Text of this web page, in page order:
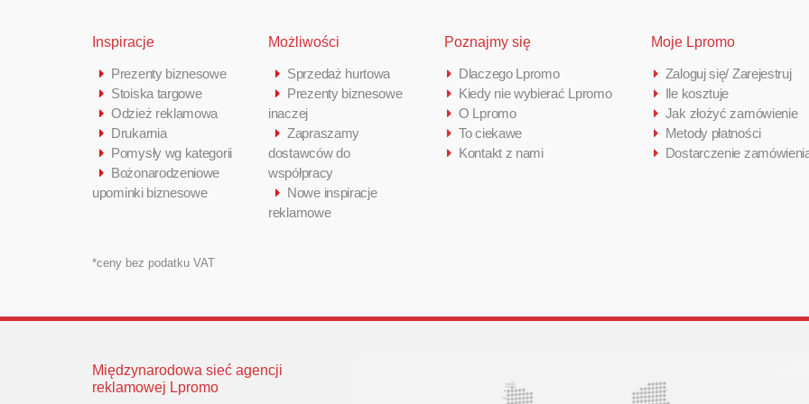
Inspiracje
Prezenty biznesowe
Stoiska targowe
Odzież reklamowa
Drukarnia
Pomysły wg kategorii
Bożonarodzeniowe
upominki biznesowe
*ceny bez podatku VAT
Możliwości
Sprzedaż hurtowa
Prezenty biznesowe
inaczej
Zapraszamy
dostawców do
współpracy
Nowe inspiracje
reklamowe
Poznajmy się
Dlaczego Lpromo
Kiedy nie wybierać Lpromo
O Lpromo
To ciekawe
Kontakt z nami
Moje Lpromo
Zaloguj się/ Zarejestruj
Ile kosztuje
Jak złożyć zamówienie
Metody płatności
Dostarczenie
Międzynarodowa sieć agencji
reklamowej Lpromo